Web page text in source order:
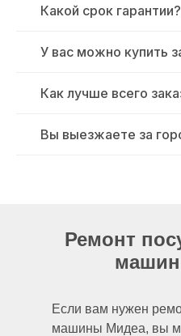
Какой срок гарантии?
У вас можно купить
Как лучше всего
Вы выезжаете за
Если вам нужен
машины Мидеа, вы
Ремонт